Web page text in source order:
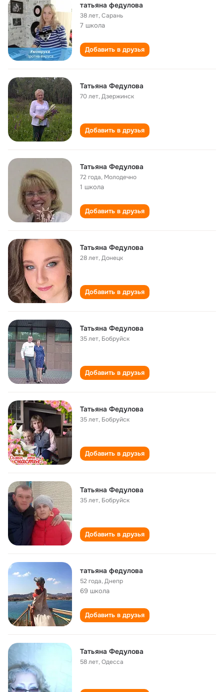
татьяна федулова
38 лет,Сарань
7 школа
Добавить в друзья
Татьяна Федулова
70 лет,Дзержинск
Добавить в друзья
Татьяна Федулова
72 года, Молодечно
1 школа
Добавить в друзья
Татьяна Федулова
28 лет,Донецк
Добавить в друзья
Татьяна Федулова
35 лет, Бобруйск
Добавить в друзья
Татьяна Федулова
35 лет, Бобруйск
Добавить в друзья
Татьяна Федулова
35 лет, Бобруйск
Добавить в друзья
татьяна федулова
52 года,Днепр
69 школа
Добавить в друзья
Татьяна Федулова
58 лет,Одесса